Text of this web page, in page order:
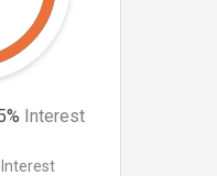
% Interest